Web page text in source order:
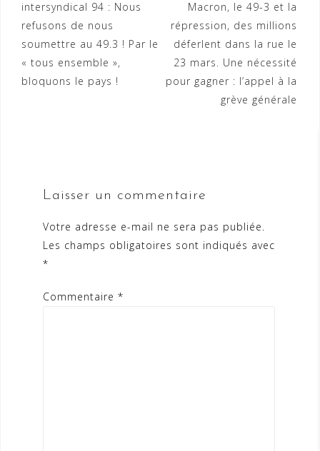
de
l’article
intersyndical 94 : Nous
refusons de nous
soumettre au 49.3 ! Par le
« tous ensemble »,
bloquons le pays !
Macron, le 49-3 et la
répression, des millions
déferlent dans la rue le
23 mars. Une nécessité
pour gagner : l’appel à la
grève générale
Laisser un commentaire
Votre adresse e-mail ne sera pas publiée.
Les champs obligatoires sont indiqués avec
*
Commentaire *